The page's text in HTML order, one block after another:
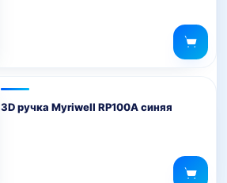
3D ручка Myriwell RP100A синяя